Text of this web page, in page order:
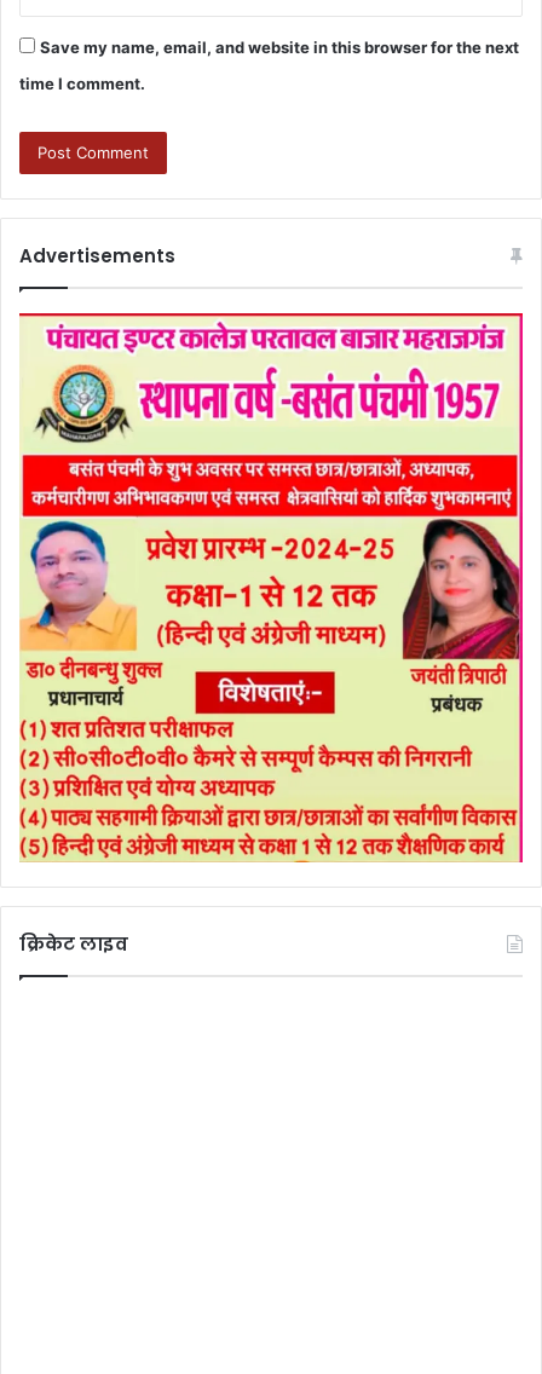
Save my name, email, and website in this browser for the next
time I comment.
Advertisements
क्रिकेट लाइव